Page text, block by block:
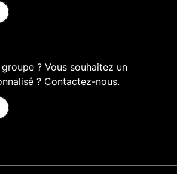
? Vous souhaitez un
? Contactez-nous.